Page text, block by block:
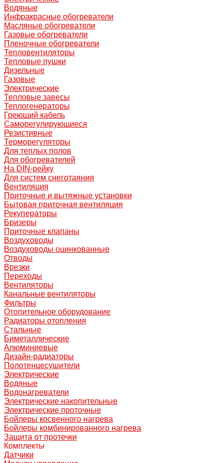
Водяные
Инфракрасные обогреватели
Масляные обогреватели
Газовые обогреватели
Пленочные обогреватели
Тепловентиляторы
Тепловые пушки
Дизельные
Газовые
Электрические
Тепловые завесы
Теплогенераторы
Греющий кабель
Саморегулирующиеся
Резистивные
Терморегуляторы
Для теплых полов
Для обогревателей
На DIN-рейку
Для систем снеготаяния
Вентиляция
Приточные и вытяжные установки
Бытовая приточная вентиляция
Рекуператоры
Бризеры
Приточные клапаны
Воздуховоды
Воздуховоды оцинкованные
Отводы
Врезки
Переходы
Вентиляторы
Канальные вентиляторы
Фильтры
Отопительное оборудование
Радиаторы отопления
Стальные
Биметаллические
Алюминиевые
Дизайн-радиаторы
Полотенцесушители
Электрические
Водяные
Водонагреватели
Электрические накопительные
Электрические проточные
Бойлеры косвенного нагрева
Бойлеры комбинированного нагрева
Защита от протечки
Комплекты
Датчики